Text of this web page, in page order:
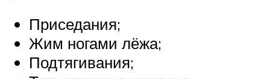
Приседания;
Жим ногами лёжа;
Подтягивания;